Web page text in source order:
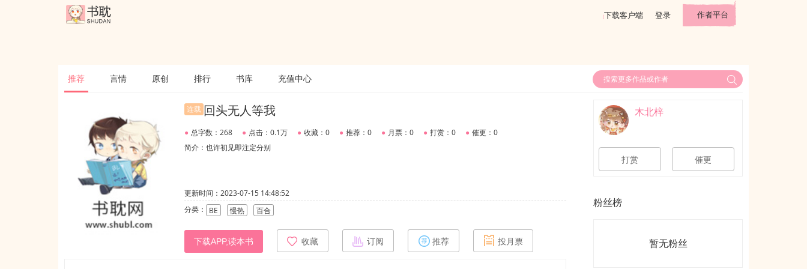
下载客户端 登录 作者平台
推荐 言情 原创 排行 书库 充值中心
连载 回头无人等我
● 总字数：268 ● 点击：0.1万 ● 收藏：0 ● 推荐：0 ● 月票：0 ● 打赏：0 ● 催更：0
简介：也许初见即注定分别
更新时间：2023-07-15 14:48:52
分类：
BE 慢热 百合
下载APP,读本书 收藏 订阅 推荐 投月票
木北梓
打赏 催更
粉丝榜
暂无粉丝